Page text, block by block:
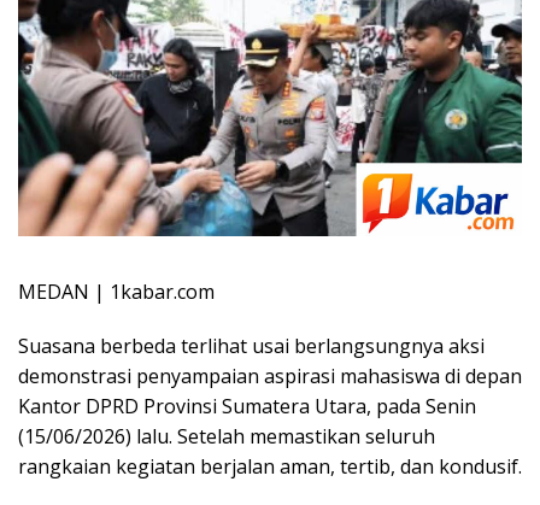
MEDAN | 1kabar.com
Suasana berbeda terlihat usai berlangsungnya aksi
demonstrasi penyampaian aspirasi mahasiswa di depan
Kantor DPRD Provinsi Sumatera Utara, pada Senin
(15/06/2026) lalu. Setelah memastikan seluruh
rangkaian kegiatan berjalan aman, tertib, dan kondusif.